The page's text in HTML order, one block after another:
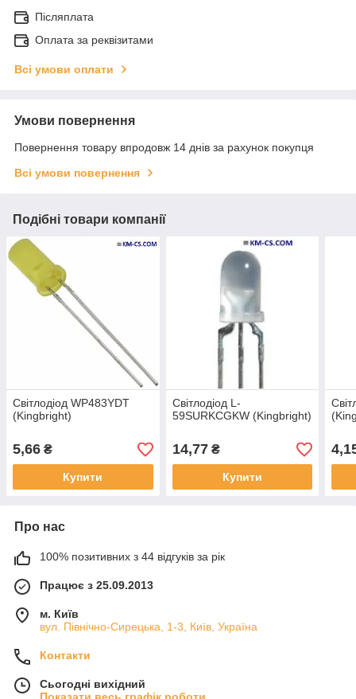
Післяплата
Оплата за реквізитами
Всі умови оплати
Умови повернення
Повернення товару впродовж 14 днів за рахунок покупця
Всі умови повернення
Подібні товари компанії
Світлодіод WP483YDT
(Kingbright)
5,66 ₴
Купити
Світлодіод L-
59SURKCGKW (Kingbright)
14,77₴
Купити
Про нас
100% позитивних з 44 відгуків за рік
Працює з 25.09.2013
м. Київ
вул. Північно-Сирецька, 1-3, Київ, Україна
Контакти
Сьогодні вихідний